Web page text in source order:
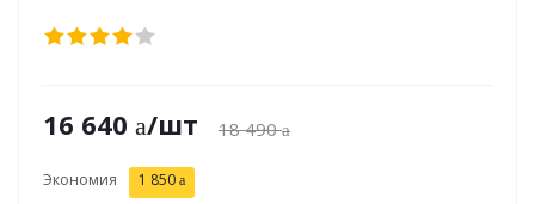
16 640 /шт 18 490
Экономия 1 850